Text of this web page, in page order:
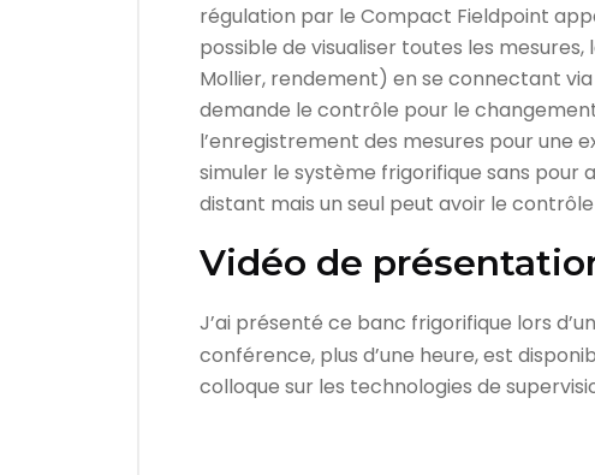
régulation par le Compact Fieldpoint
possible de visualiser toutes les
Mollier, rendement) en se connectant
demande le contrôle pour le
l’enregistrement des mesures pour une
simuler le système frigorifique sans
distant mais un seul peut avoir le
Vidéo de
J’ai présenté ce banc frigorifique lors
conférence, plus d’une heure, est
colloque sur les technologies de